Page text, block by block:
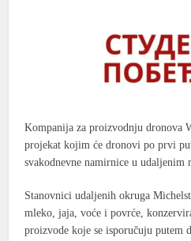
Kompanija za proizvodnju dronova
projekat kojim će dronovi po prvi
svakodnevne namirnice u udaljenim
Stanovnici udaljenih okruga
mleko, jaja, voće i povrće,
proizvode koje se isporučuju putem